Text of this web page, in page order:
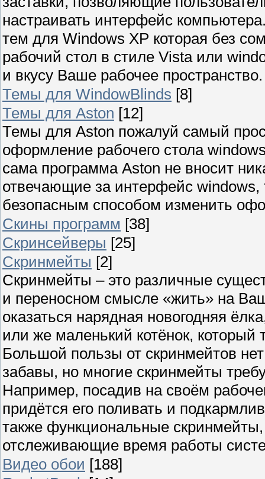
настраивать интерфейс
тем для Windows XP которая без
рабочий стол в стиле Vista или
и вкусу Ваше рабочее пространство.
Темы для WindowBlinds [8]
Темы для Aston [12]
Темы для Aston пожалуй самый
оформление рабочего стола
сама программа Aston не вносит
отвечающие за интерфейс
безопасным способом изменить
Скины программ [38]
Скринсейверы [25]
Скринмейты [2]
Скринмейты – это различные
и переносном смысле «жить» на
оказаться нарядная новогодняя
или же маленький котёнок, который
Большой пользы от скринмейтов
забавы, но многие скринмейты
Например, посадив на своём
придётся его поливать и
также функциональные
отслеживающие время работы
Видео обои [188]